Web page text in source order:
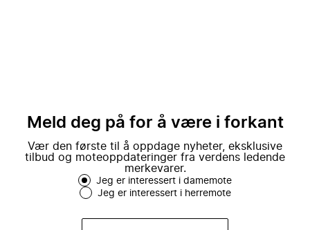
Meld deg på for å være i forkant
Vær den første til å oppdage nyheter, eksklusive
tilbud og moteoppdateringer fra verdens ledende
merkevarer.
Jeg er interessert i damemote
Jeg er interessert i herremote